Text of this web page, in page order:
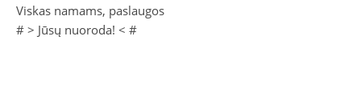
Viskas namams, paslaugos
# > Jūsų nuoroda! < #